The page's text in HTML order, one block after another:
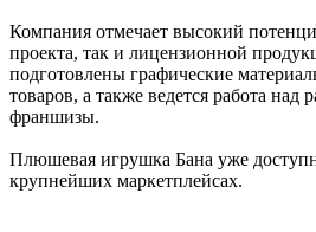
Компания отмечает высокий
проекта, так и лицензионной
подготовлены графические
товаров, а также ведется работа над
франшизы.
Плюшевая игрушка Бана уже
крупнейших маркетплейсах.